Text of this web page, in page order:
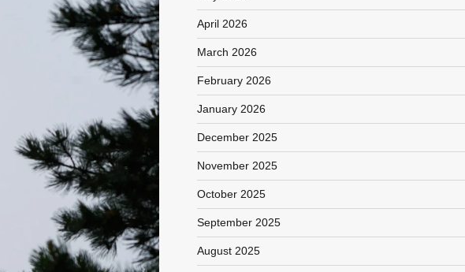
April 2026
March 2026
February 2026
January 2026
December 2025
November 2025
October 2025
September 2025
August 2025